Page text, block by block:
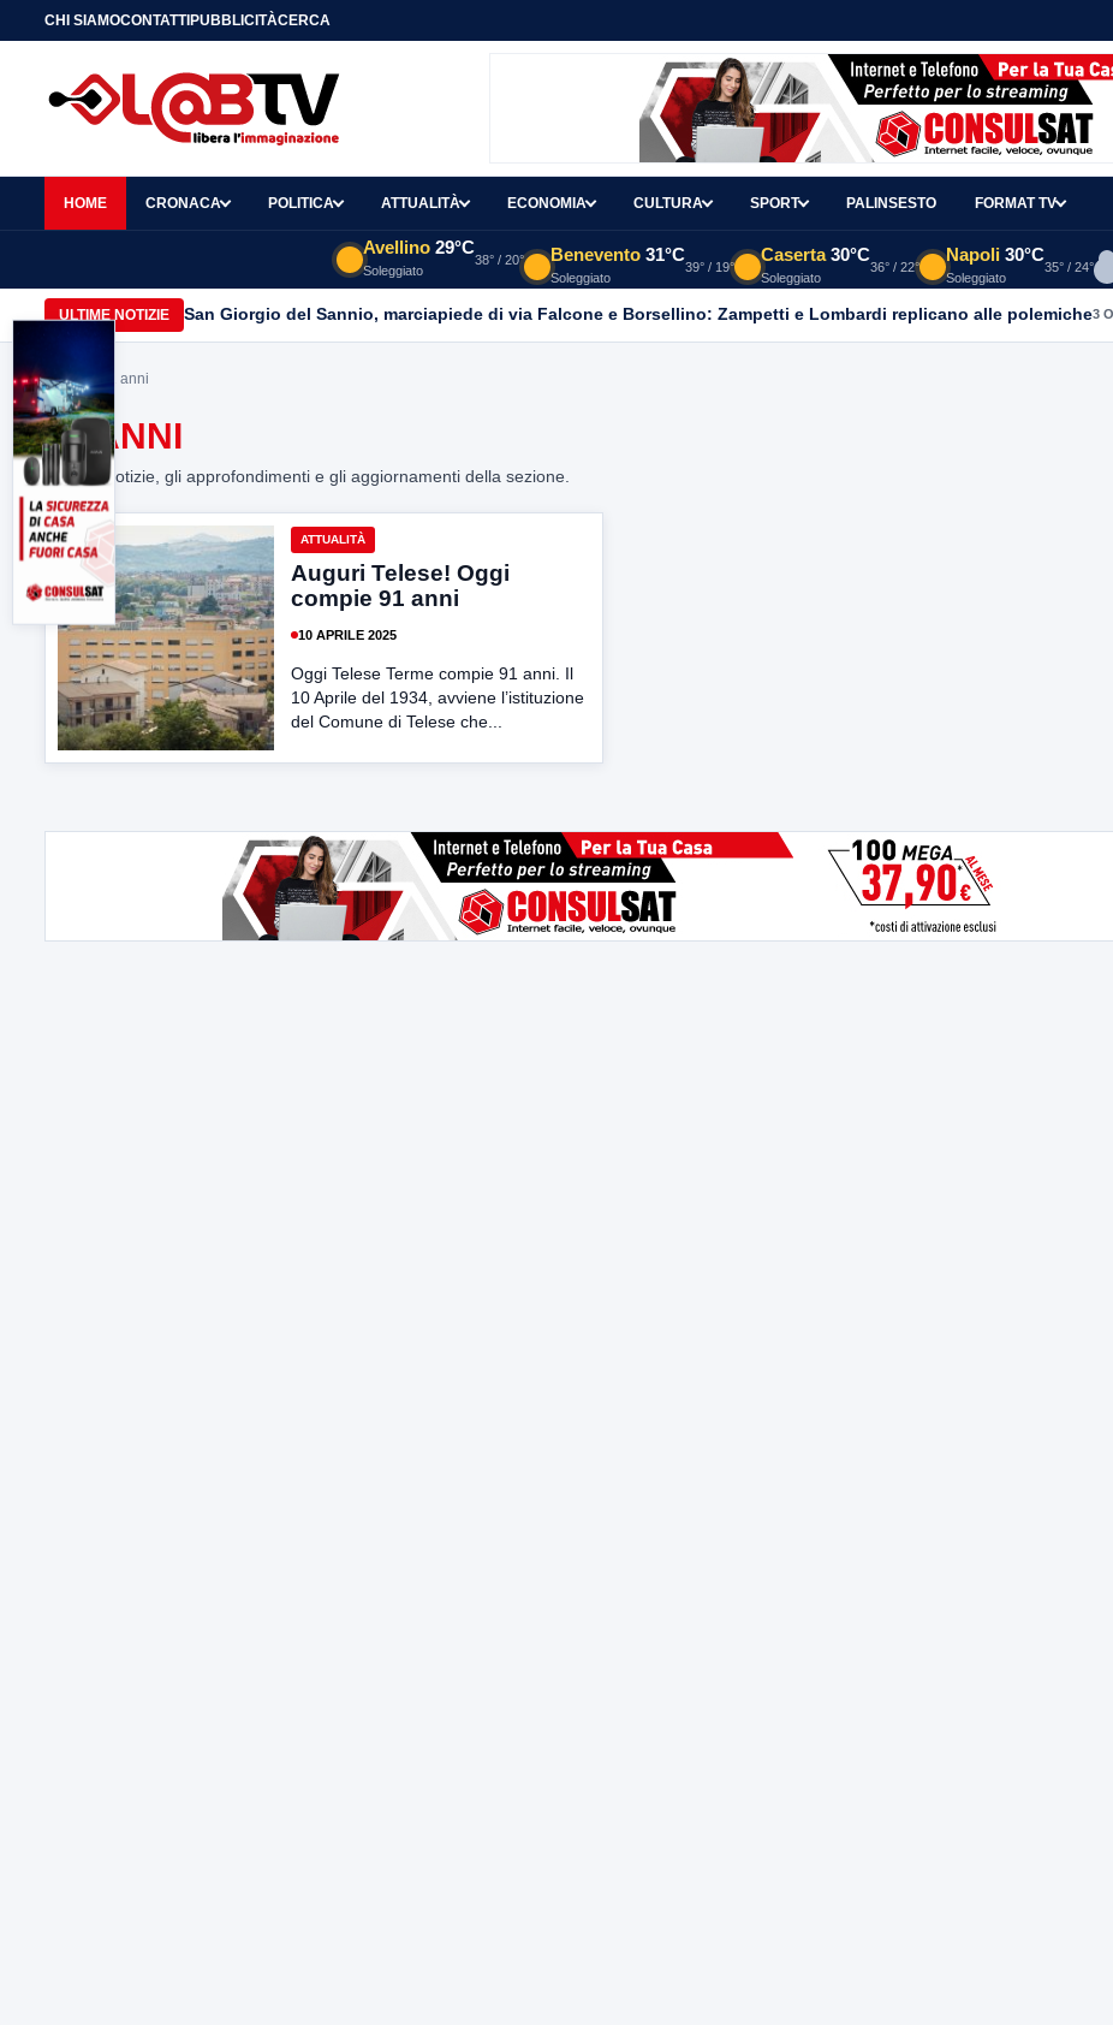
CHI SIAMOCONTATTIPUBBLICITÀCERCA
HOME CRONACA POLITICA ATTUALITÀ ECONOMIA CULTURA SPORT PALINSESTO FORMAT TV
Avellino 29°C
Soleggiato
38° / 20° Benevento 31°C
Soleggiato
39° / 19°
Caserta 30°C
Soleggiato
36° / 22°
Napoli 30°C
Soleggiato
35° / 24°
ULTIME NOTIZIE San Giorgio del Sannio, marciapiede di via Falcone e Borsellino: Zampetti e Lombardi replicano alle polemiche3
Home> 91 anni
91 ANNI
Tutte le notizie, gli approfondimenti e gli aggiornamenti della sezione.
ATTUALITÀ
Auguri Telese! Oggi
compie 91 anni
10 APRILE 2025
Oggi Telese Terme compie 91 anni. Il
10 Aprile del 1934, avviene l’istituzione
del Comune di Telese che...